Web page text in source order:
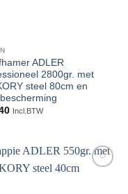
ADLER
2800gr. met
steel 80cm en
Incl.BTW